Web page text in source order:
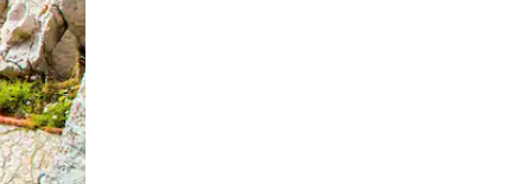
pomocą gestów dotykowych lub przesuwania.